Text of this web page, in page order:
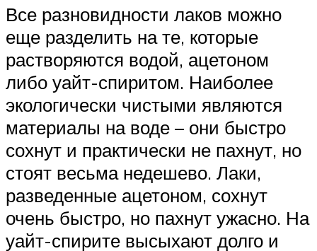
Все разновидности лаков можно
еще разделить на те, которые
растворяются водой, ацетоном
либо уайт-спиритом. Наиболее
экологически чистыми являются
материалы на воде – они быстро
сохнут и практически не пахнут, но
стоят весьма недешево. Лаки,
разведенные ацетоном, сохнут
очень быстро, но пахнут ужасно. На
уайт-спирите высыхают долго и